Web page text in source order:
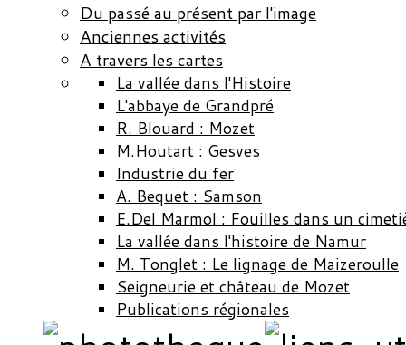
Du passé au présent par l'image
Anciennes activités
A travers les cartes
La vallée dans l'Histoire
L'abbaye de Grandpré
R. Blouard : Mozet
M.Houtart : Gesves
Industrie du fer
A. Bequet : Samson
E.Del Marmol : Fouilles dans un
La vallée dans l'histoire de Namur
M. Tonglet : Le lignage de Maizeroulle
Seigneurie et château de Mozet
Publications régionales